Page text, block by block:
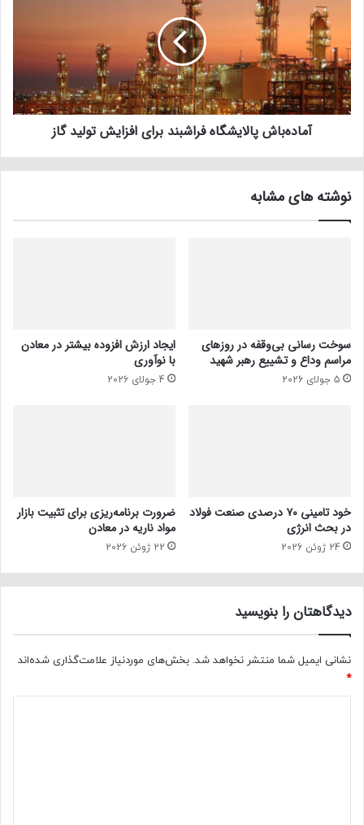
آماده‌باش پالایشگاه فراشبند برای افزایش تولید گاز
نوشته های مشابه
سوخت رسانی بی‌وقفه در روز‌های
مراسم وداع و تشییع رهبر شهید
5 جولای 2026
ایجاد ارزش افزوده بیشتر در معادن
با نوآوری
4 جولای 2026
خود تامینی ۷۰ درصدی صنعت فولاد
در بحث انرژی
24 ژوئن 2026
ضرورت برنامه‌ریزی برای تثبیت بازار
مواد ناریه در معادن
22 ژوئن 2026
دیدگاهتان را بنویسید
نشانی ایمیل شما منتشر نخواهد شد. بخش‌های موردنیاز علامت‌گذاری شده‌اند
*